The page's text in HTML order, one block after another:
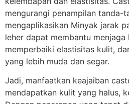
mengurangi penampilan tanda-
mengaplikasikan Minyak jarak
leher dapat membantu menjaga
memperbaiki elastisitas kulit,
yang lebih muda dan segar.
Jadi, manfaatkan keajaiban
mendapatkan kulit yang halus,